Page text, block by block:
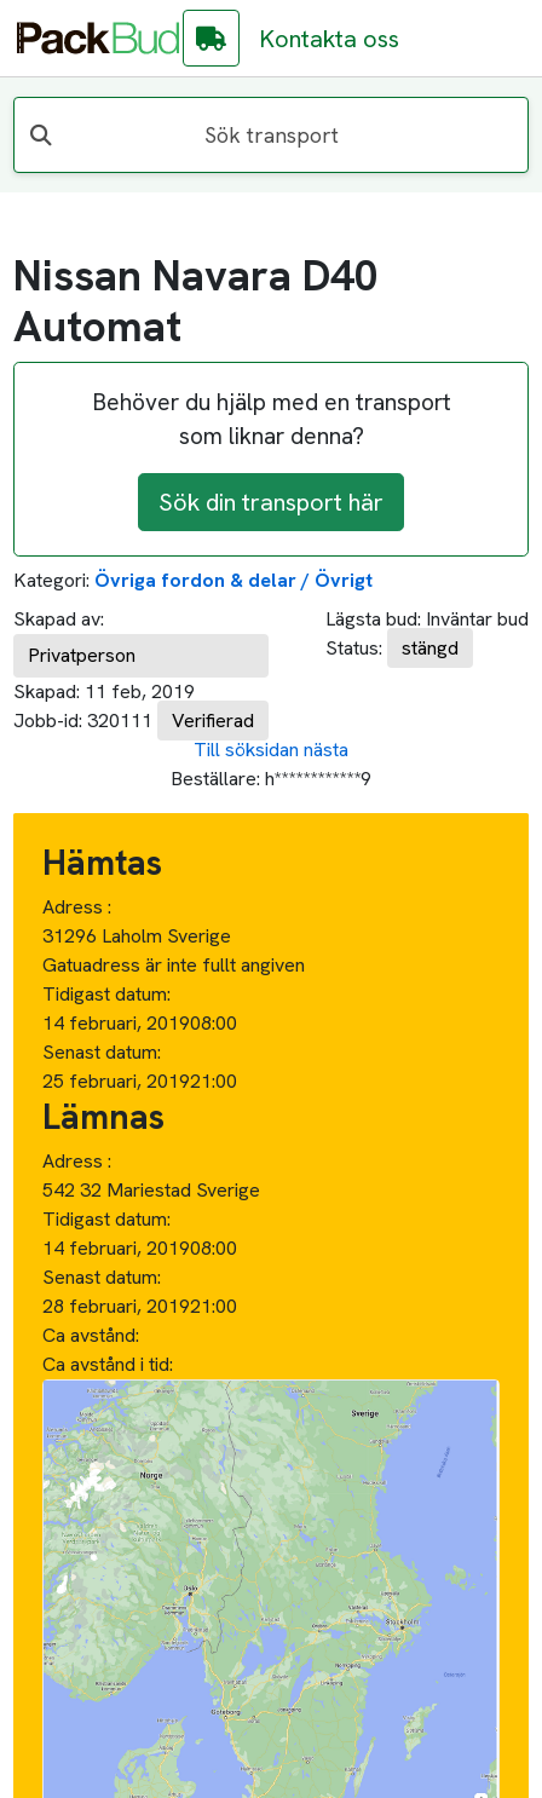
Kontakta oss
Sök transport
Nissan Navara D40
Automat
Behöver du hjälp med en transport
som liknar denna?
Sök din transport här
Kategori: Övriga fordon & delar / Övrigt
Skapad av:
Privatperson
Skapad: 11 feb, 2019
Jobb-id: 320111 Verifierad
Lägsta bud: Inväntar bud
Status:
stängd
Till söksidan nästa
Beställare: h************9
Hämtas
Adress :
31296 Laholm Sverige
Gatuadress är inte fullt angiven
Tidigast datum:
14 februari, 201908:00
Senast datum:
25 februari, 201921:00
Lämnas
Adress :
542 32 Mariestad Sverige
Tidigast datum:
14 februari, 201908:00
Senast datum:
28 februari, 201921:00
Ca avstånd:
Ca avstånd i tid: